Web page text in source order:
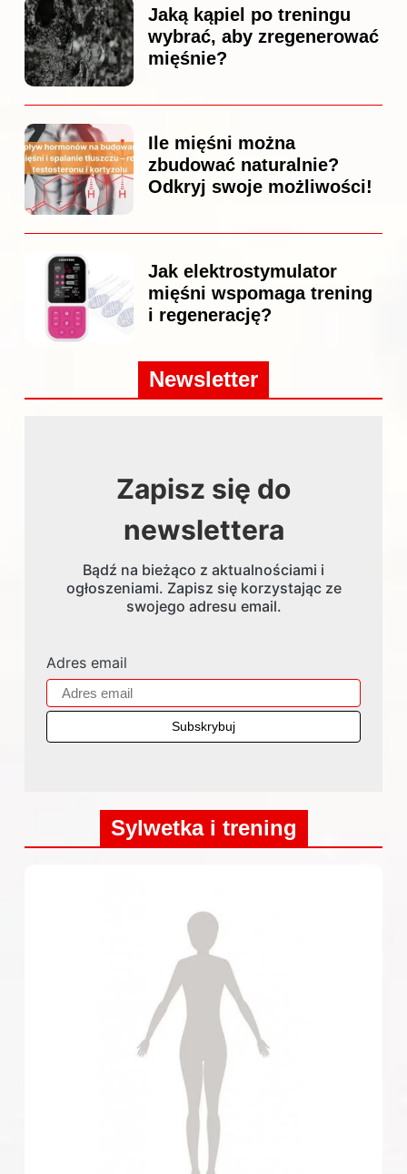
Jaką kąpiel po treningu
wybrać, aby zregenerować
mięśnie?
Ile mięśni można
zbudować naturalnie?
Odkryj swoje możliwości!
Jak elektrostymulator
mięśni wspomaga trening
i regenerację?
Newsletter
Zapisz się do
newslettera
Bądź na bieżąco z aktualnościami i
ogłoszeniami. Zapisz się korzystając ze
swojego adresu email.
Adres email
Sylwetka i trening